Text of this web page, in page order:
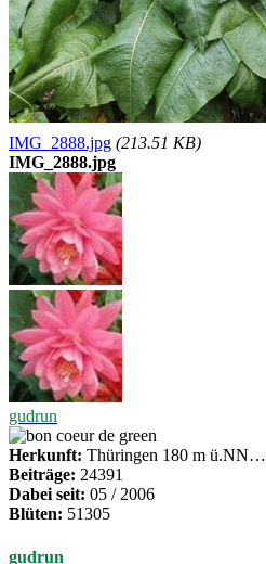
IMG_2888.jpg (213.51 KB)
IMG_2888.jpg
gudrun
Herkunft: Thüringen 180 m ü.NN…
Beiträge: 24391
Dabei seit: 05 / 2006
Blüten: 51305
gudrun